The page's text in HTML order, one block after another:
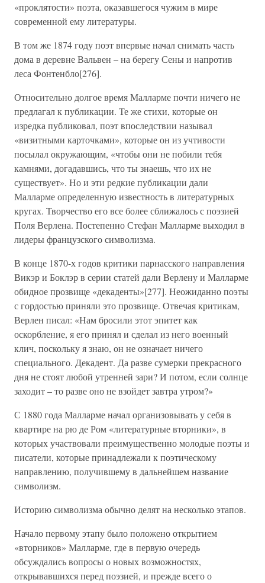
«проклятости» поэта, оказавшегося чужим в мире
современной ему литературы.
В том же 1874 году поэт впервые начал снимать часть
дома в деревне Вальвен – на берегу Сены и напротив
леса Фонтенбло[276].
Относительно долгое время Малларме почти ничего не
предлагал к публикации. Те же стихи, которые он
изредка публиковал, поэт впоследствии называл
«визитными карточками», которые он из учтивости
посылал окружающим, «чтобы они не побили тебя
камнями, догадавшись, что ты знаешь, что их не
существует». Но и эти редкие публикации дали
Малларме определенную известность в литературных
кругах. Творчество его все более сближалось с поэзией
Поля Верлена. Постепенно Стефан Малларме выходил в
лидеры французского символизма.
В конце 1870-х годов критики парнасского направления
Викэр и Боклэр в серии статей дали Верлену и Малларме
обидное прозвище «декаденты»[277]. Неожиданно поэты
с гордостью приняли это прозвище. Отвечая критикам,
Верлен писал: «Нам бросили этот эпитет как
оскорбление, я его принял и сделал из него военный
клич, поскольку я знаю, он не означает ничего
специального. Декадент. Да разве сумерки прекрасного
дня не стоят любой утренней зари? И потом, если солнце
заходит – то разве оно не взойдет завтра утром?»
С 1880 года Малларме начал организовывать у себя в
квартире на рю де Ром «литературные вторники», в
которых участвовали преимущественно молодые поэты и
писатели, которые принадлежали к поэтическому
направлению, получившему в дальнейшем название
символизм.
Историю символизма обычно делят на несколько этапов.
Начало первому этапу было положено открытием
«вторников» Малларме, где в первую очередь
обсуждались вопросы о новых возможностях,
открывавшихся перед поэзией, и прежде всего о